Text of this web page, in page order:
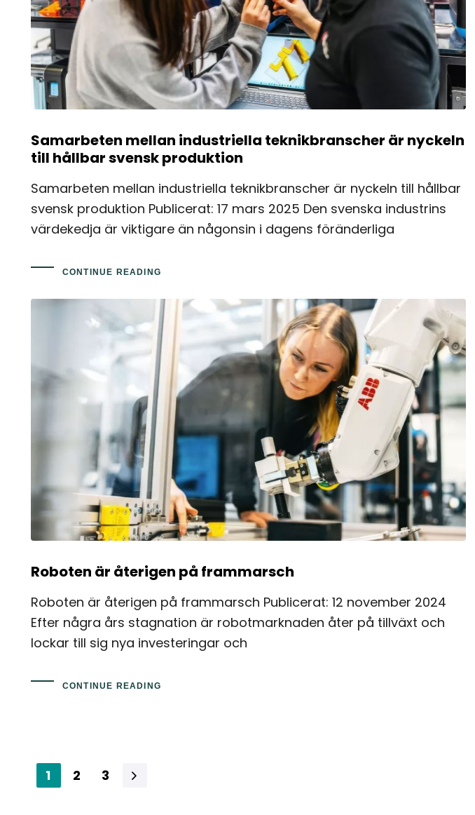
Samarbeten mellan industriella teknikbranscher är nyckeln
till hållbar svensk produktion
Samarbeten mellan industriella teknikbranscher är nyckeln till hållbar
svensk produktion Publicerat: 17 mars 2025 Den svenska industrins
värdekedja är viktigare än någonsin i dagens föränderliga
CONTINUE READING
Roboten är återigen på frammarsch
Roboten är återigen på frammarsch Publicerat: 12 november 2024
Efter några års stagnation är robotmarknaden åter på tillväxt och
lockar till sig nya investeringar och
CONTINUE READING
1 2 3